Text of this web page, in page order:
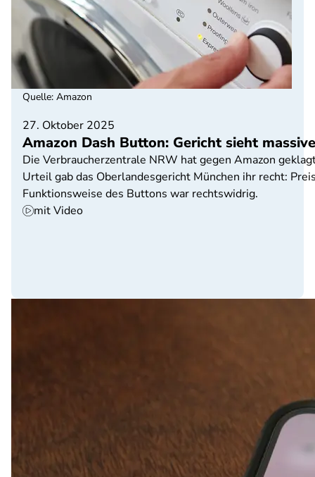
27. Oktober 2025
Amazon Dash Button: Gericht sieht
Die Verbraucherzentrale NRW hat gegen Amazon
Urteil gab das Oberlandesgericht München ihr recht:
Funktionsweise des Buttons war rechtswidrig.
mit Video
Quelle: Amazon